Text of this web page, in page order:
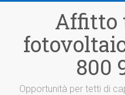
Affitto
800
Opportunità per tetti di